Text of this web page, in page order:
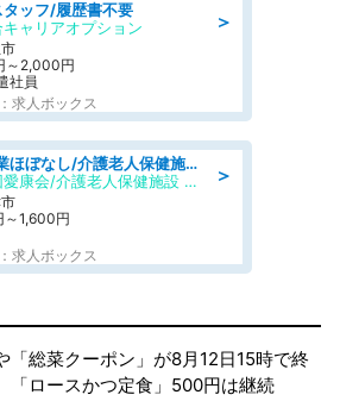
＞
ッフ/履歴書不要
ャリアオプション
～2,000円
社員
求人ボックス
＞
介護職員/残業ほぼなし/介護老人保健施設の介護士/シフト相談可
医療法人社団愛康会/介護老人保健施設 タカネ園
～1,600円
求人ボックス
「総菜クーポン」が8月12日15時で終
「ロースかつ定食」500円は継続